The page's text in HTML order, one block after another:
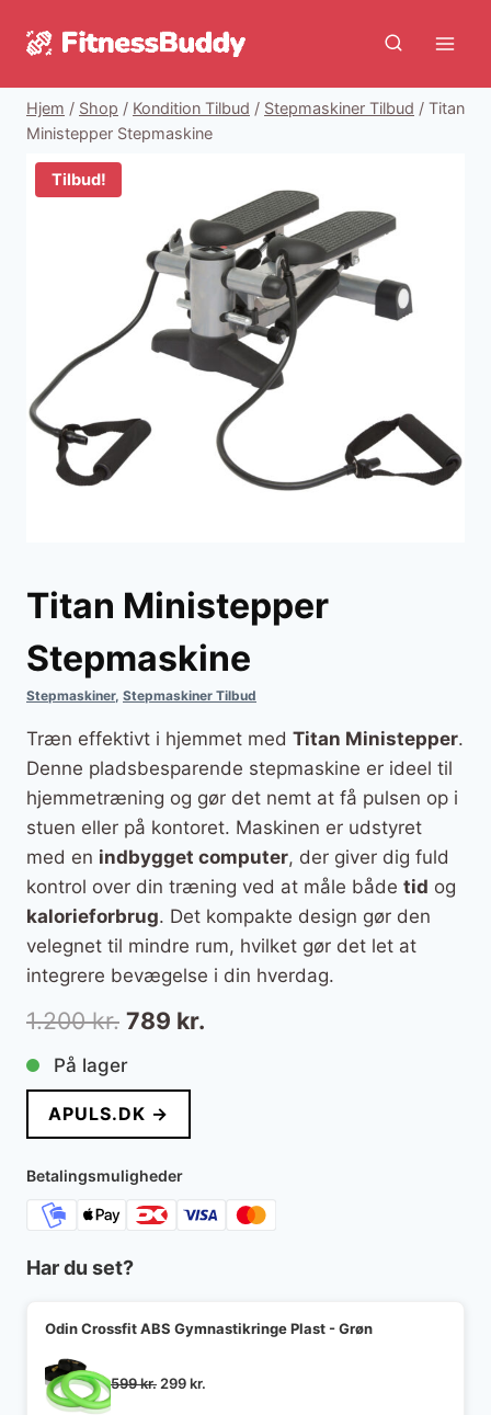
Hjem / Shop / Kondition Tilbud / Stepmaskiner Tilbud / Titan
Ministepper Stepmaskine
Tilbud!
Titan Ministepper
Stepmaskine
Stepmaskiner, Stepmaskiner Tilbud
Træn effektivt i hjemmet med Titan Ministepper.
Denne pladsbesparende stepmaskine er ideel til
hjemmetræning og gør det nemt at få pulsen op i
stuen eller på kontoret. Maskinen er udstyret
med en indbygget computer, der giver dig fuld
kontrol over din træning ved at måle både tid og
kalorieforbrug. Det kompakte design gør den
velegnet til mindre rum, hvilket gør det let at
integrere bevægelse i din hverdag.
1.200kr. Den
oprindelige
pris
var:
1.200 kr..
789 kr.
På lager
APULS.DK →
Betalingsmuligheder
Har du set?
Odin Crossfit ABS Gymnastikringe Plast - Grøn
599kr. Den
299kr.